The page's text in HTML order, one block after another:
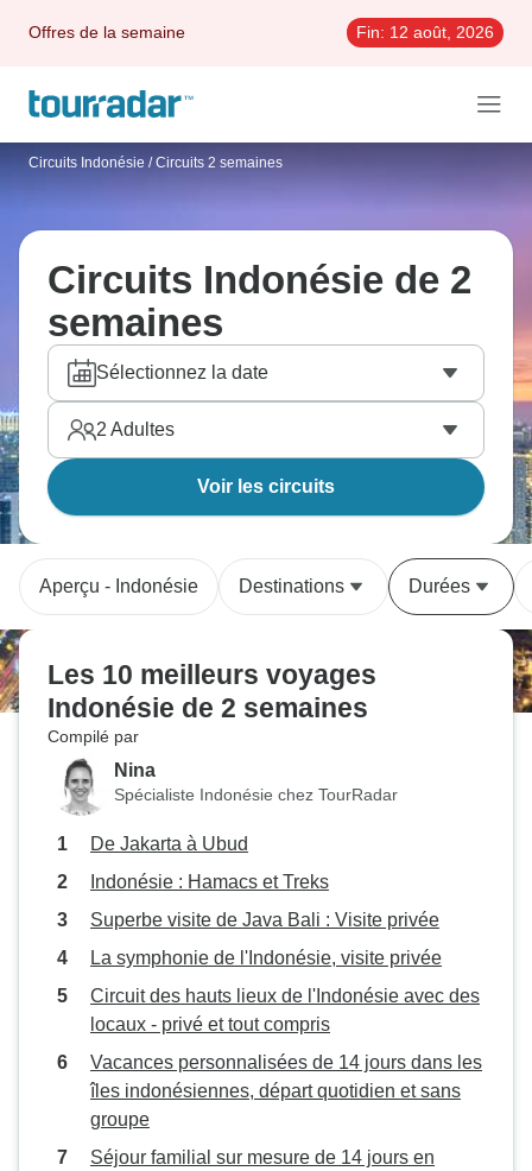
Offres de la semaine Fin: 12 août, 2026
Circuits Indonésie / Circuits 2 semaines
Circuits Indonésie de 2
semaines
Sélectionnez la date
2 Adultes
Voir les circuits
Aperçu - Indonésie Destinations Durées
Les 10 meilleurs voyages
Indonésie de 2 semaines
Compilé par
Nina
Spécialiste Indonésie chez TourRadar
De Jakarta à Ubud
Indonésie : Hamacs et Treks
Superbe visite de Java Bali : Visite privée
La symphonie de l'Indonésie, visite privée
Circuit des hauts lieux de l'Indonésie avec des
locaux - privé et tout compris
Vacances personnalisées de 14 jours dans les
îles indonésiennes, départ quotidien et sans
groupe
Séjour familial sur mesure de 14 jours en